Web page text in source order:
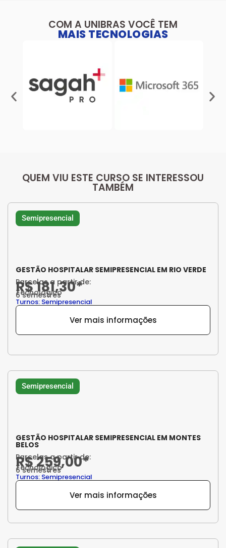
COM A UNIBRAS VOCÊ TEM
MAIS TECNOLOGIAS
QUEM VIU ESTE CURSO SE INTERESSOU
TAMBÉM
Semipresencial
GESTÃO HOSPITALAR SEMIPRESENCIAL EM RIO VERDE
Parcelas a partir de:
R$ 181,30*
Tecnológico
6 semestres
Turnos: Semipresencial
Ver mais informações
Semipresencial
GESTÃO HOSPITALAR SEMIPRESENCIAL EM MONTES
BELOS
Parcelas a partir de:
R$ 259,00*
Tecnológico
6 semestres
Turnos: Semipresencial
Ver mais informações